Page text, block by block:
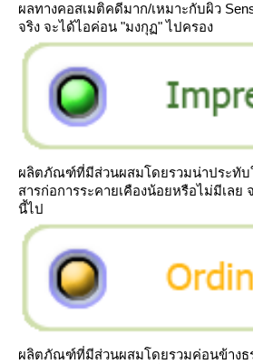
ผลทางคอสเมติคดีมาก/เหมาะกับผิว
จริง จะได้ไอค่อน "มงกุฏ" ไปครอง
ผลิตภัณฑ์ที่มีส่วนผสมโดยรวมน่าประทั
สารก่อการระคายเคืองน้อยหรือไม่มีเลย
นี้ไป
ผลิตภัณฑ์ที่มีส่วนผสมโดยรวมค่อนข้างธ